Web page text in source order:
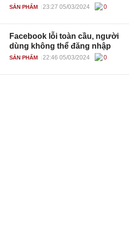
SẢN PHẨM 23:27 05/03/2024 0
Facebook lỗi toàn cầu, người
dùng không thể đăng nhập
SẢN PHẨM 22:46 05/03/2024 0